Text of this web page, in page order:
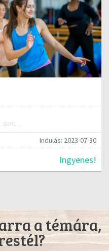
aerobik oktató, zumba oktató, dance instruktor
Indulás: 2023-07-30
Ingyenes!
a témára,